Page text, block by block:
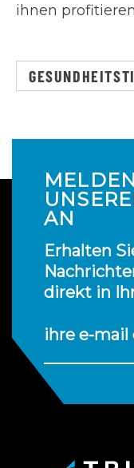
ihnen
AN
Erhalten
direkt in
ihre e-mail